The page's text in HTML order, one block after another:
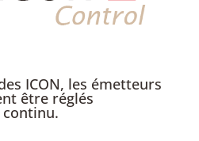
ICON, les émetteurs
être réglés